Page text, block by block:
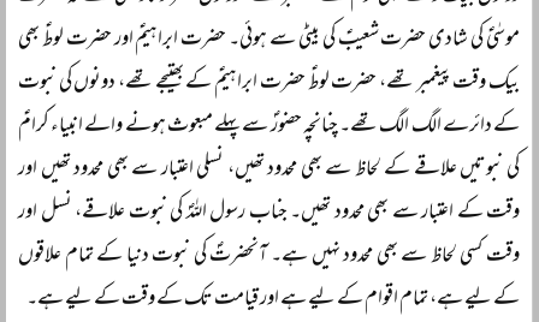
موسٰیؑ کی شادی حضرت شعیبؑ کی بیٹی سے ہوئی۔ حضرت ابراہیمؑ اور حضرت لوطؑ بھی
بیک وقت پیغمبر تھے، حضرت لوطؑ حضرت ابراہیمؑ کے بھتیجے تھے، دونوں کی نبوت
کے دائرے الگ الگ تھے۔ چنانچہ حضورؐ سے پہلے مبعوث ہونے والے انبیاء کرامؑ
کی نبوتیں علاقے کے لحاظ سے بھی محدود تھیں، نسلی اعتبار سے بھی محدود تھیں اور
وقت کے اعتبار سے بھی محدود تھیں۔ جناب رسول اللہؐ کی نبوت علاقے، نسل اور
وقت کسی لحاظ سے بھی محدود نہیں ہے۔ آنحضرتؐ کی نبوت دنیا کے تمام علاقوں
کے لیے ہے، تمام اقوام کے لیے ہے اور قیامت تک کے وقت کے لیے ہے۔